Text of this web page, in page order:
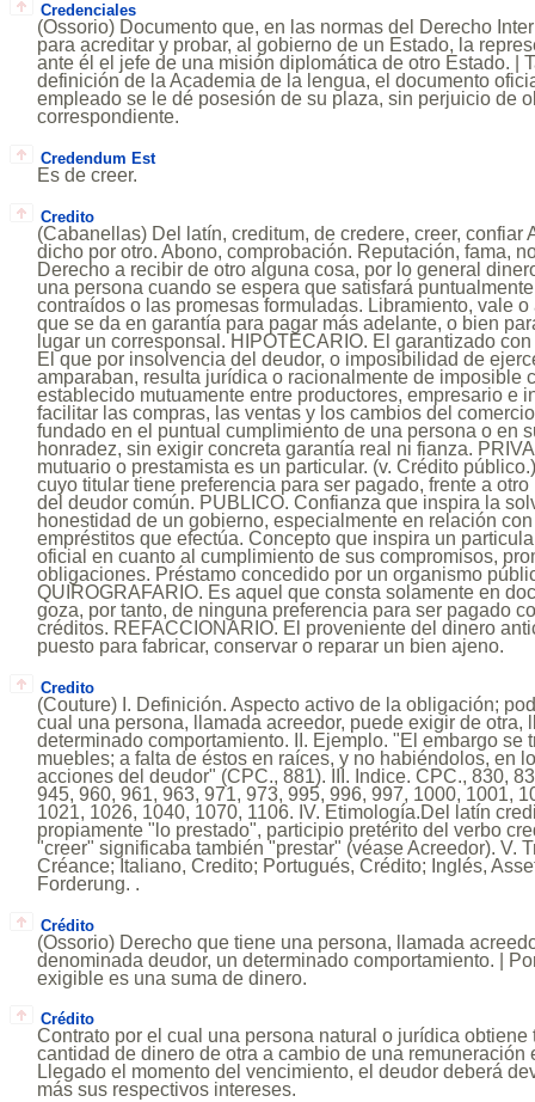
Credenciales
(Ossorio) Documento que, en las normas del Derecho
para acreditar y probar, al gobierno de un Estado, la
ante él el jefe de una misión diplomática de otro Estado. |
definición de la Academia de la lengua, el documento
empleado se le dé posesión de su plaza, sin perjuicio de
correspondiente.
Credendum Est
Es de creer.
Credito
(Cabanellas) Del latín, creditum, de credere, creer, confiar
dicho por otro. Abono, comprobación. Reputación, fama,
Derecho a recibir de otro alguna cosa, por lo general
una persona cuando se espera que satisfará
contraídos o las promesas formuladas. Libramiento, vale
que se da en garantía para pagar más adelante, o bien
lugar un corresponsal. HIPOTECARIO. El garantizado
El que por insolvencia del deudor, o imposibilidad de
amparaban, resulta jurídica o racionalmente de imposible
establecido mutuamente entre productores, empresario e
facilitar las compras, las ventas y los cambios del
fundado en el puntual cumplimiento de una persona o en
honradez, sin exigir concreta garantía real ni fianza.
mutuario o prestamista es un particular. (v. Crédito
cuyo titular tiene preferencia para ser pagado, frente a
del deudor común. PUBLICO. Confianza que inspira la
honestidad de un gobierno, especialmente en relación
empréstitos que efectúa. Concepto que inspira un
oficial en cuanto al cumplimiento de sus compromisos,
obligaciones. Préstamo concedido por un organismo
QUIROGRAFARIO. Es aquel que consta solamente en
goza, por tanto, de ninguna preferencia para ser pagado
créditos. REFACCIONARIO. El proveniente del dinero
puesto para fabricar, conservar o reparar un bien ajeno.
Credito
(Couture) I. Definición. Aspecto activo de la obligación;
cual una persona, llamada acreedor, puede exigir de otra,
determinado comportamiento. II. Ejemplo. "El embargo se
muebles; a falta de éstos en raíces, y no habiéndolos, en
acciones del deudor" (CPC., 881). III. Indice. CPC., 830,
945, 960, 961, 963, 971, 973, 995, 996, 997, 1000, 1001,
1021, 1026, 1040, 1070, 1106. IV. Etimología.Del latín
propiamente "lo prestado", participio pretérito del verbo
"creer" significaba también "prestar" (véase Acreedor). V.
Créance; Italiano, Credito; Portugués, Crédito; Inglés,
Forderung. .
Crédito
(Ossorio) Derecho que tiene una persona, llamada
denominada deudor, un determinado comportamiento. |
exigible es una suma de dinero.
Crédito
Contrato por el cual una persona natural o jurídica obtiene
cantidad de dinero de otra a cambio de una remuneración
Llegado el momento del vencimiento, el deudor deberá
más sus respectivos intereses.